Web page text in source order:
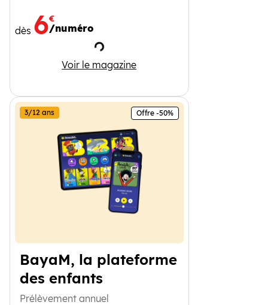
dès 6€
/numéro
Chargement
Voir le magazineMes premiers J'aime lire
BayaM, la plateforme
des enfants
3/12 ans Offre -50%
Prélèvement annuel